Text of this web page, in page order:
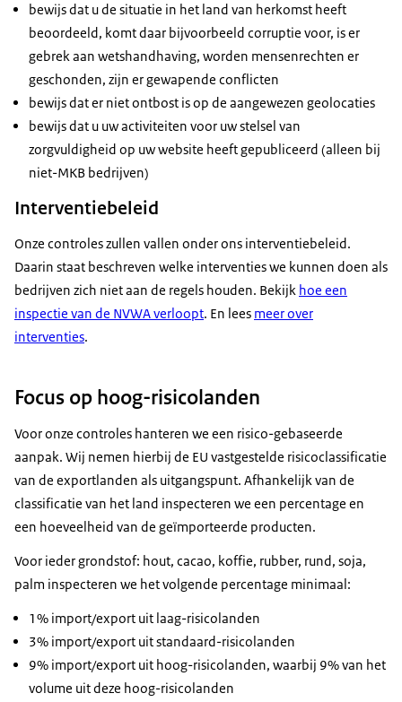
bewijs dat u de situatie in het land van herkomst heeft
beoordeeld, komt daar bijvoorbeeld corruptie voor, is er
gebrek aan wetshandhaving, worden mensenrechten er
geschonden, zijn er gewapende conflicten
bewijs dat er niet ontbost is op de aangewezen geolocaties
bewijs dat u uw activiteiten voor uw stelsel van
zorgvuldigheid op uw website heeft gepubliceerd (alleen bij
niet-MKB bedrijven)
Interventiebeleid
Onze controles zullen vallen onder ons interventiebeleid.
Daarin staat beschreven welke interventies we kunnen doen als
bedrijven zich niet aan de regels houden. Bekijk hoe een
inspectie van de NVWA verloopt. En lees meer over
interventies.
Focus op hoog-risicolanden
Voor onze controles hanteren we een risico-gebaseerde
aanpak. Wij nemen hierbij de EU vastgestelde risicoclassificatie
van de exportlanden als uitgangspunt. Afhankelijk van de
classificatie van het land inspecteren we een percentage en
een hoeveelheid van de geïmporteerde producten.
Voor ieder grondstof: hout, cacao, koffie, rubber, rund, soja,
palm inspecteren we het volgende percentage minimaal:
1% import/export uit laag-risicolanden
3% import/export uit standaard-risicolanden
9% import/export uit hoog-risicolanden, waarbij 9% van het
volume uit deze hoog-risicolanden